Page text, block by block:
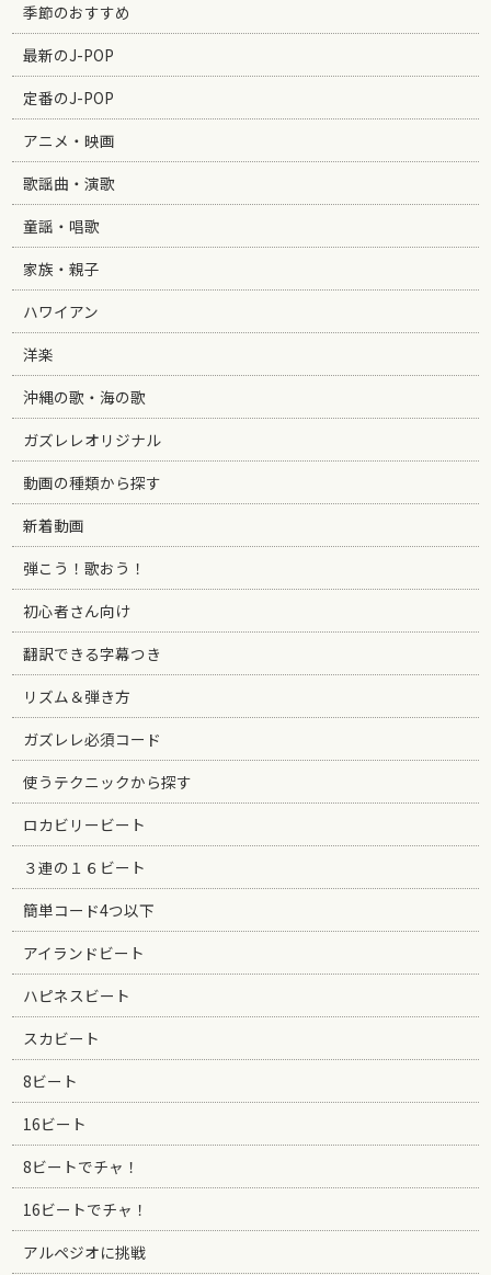
季節のおすすめ
最新のJ-POP
定番のJ-POP
アニメ・映画
歌謡曲・演歌
童謡・唱歌
家族・親子
ハワイアン
洋楽
沖縄の歌・海の歌
ガズレレオリジナル
動画の種類から探す
新着動画
弾こう！歌おう！
初心者さん向け
翻訳できる字幕つき
リズム＆弾き方
ガズレレ必須コード
使うテクニックから探す
ロカビリービート
３連の１６ビート
簡単コード4つ以下
アイランドビート
ハピネスビート
スカビート
8ビート
16ビート
8ビートでチャ！
16ビートでチャ！
アルペジオに挑戦